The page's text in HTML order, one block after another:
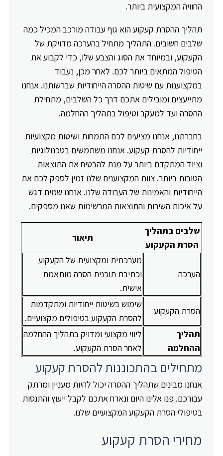
החוויה המקצועית ביותר.
תהליך ההסרת קעקוע הוא גוף עבודה מורכב המכיל כמה
שלבים חשובים. התהליך מתחיל בהערכה מדויקת של
הקעקוע, ובמיוחד את הסוג והצבע שלו, כדי לקבוע את
הטיפול המתאים ביותר לכם. לאחר מכן, נעבוד
במקצוענות עם שיטות ההסרה הייחודיות שברשותנו. אנחנו
מתייעצים ומובילים אתכם דרך כל השלבים, מתחילת
ההסרה ועד למעקב וטיפול בתהליך ההחלמה.
בחברתנו, אנחנו מציעים לכם התמחות ושיטות מקצועיות
ייחודיות להסרת קעקוע. אנחנו משתמשים בטכנולוגיות
וציוד המתקדם ביותר על מנת להבטיח את התוצאות
הטובות ביותר. צוות המקצוענים שלנו זמין לספק לכם את
הייחודיות והאמינות של העבודה שלנו. אנחנו שמים דגש
על איכות השירות והתוצאות המרשימות שאנו מספקים.
שלבים בתהליך
הסרת הקעקוע
תיאור
הערכה
מערכתית ומקצועית של הקעקוע
וכתיבת תוכנית הסרה מותאמת
אישית.
הסרת הקעקוע
שימוש בשיטות ייחודיות ומתקדמות
להסרת הקעקוע בטיפולים מקצועיים.
תהליך
ההחלמה
ליווי מקצועי ומדויק בתהליך ההחלמה
לאחר הסרת הקעקוע.
מתחילים בהתכוננות להסרת קעקוע
אנחנו מבינים שתהליך ההסרה יכול להיות מעניין ומרתק
עבורכם. פנו אלינו היום ונארח אתכם לקבל ייעוץ והתנסות
בטיפולי הסרת הקעקוע המקצועיים שלנו.
מחירי הסרת קעקוע